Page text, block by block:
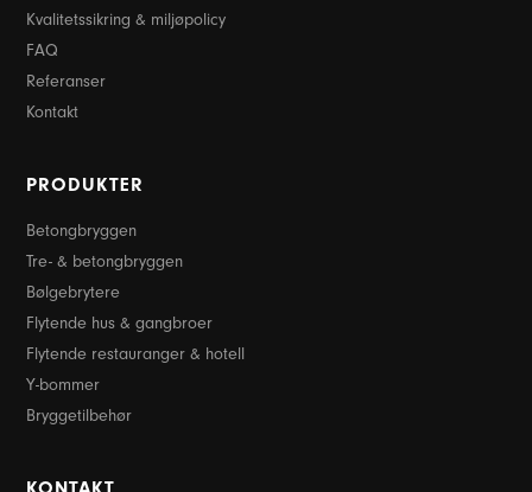
Kvalitetssikring & miljøpolicy
FAQ
Referanser
Kontakt
PRODUKTER
Betongbryggen
Tre- & betongbryggen
Bølgebrytere
Flytende hus & gangbroer
Flytende restauranger & hotell
Y-bommer
Bryggetilbehør
KONTAKT